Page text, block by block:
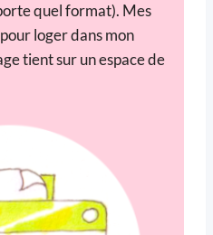
quel format). Mes
loger dans mon
tient sur un espace de